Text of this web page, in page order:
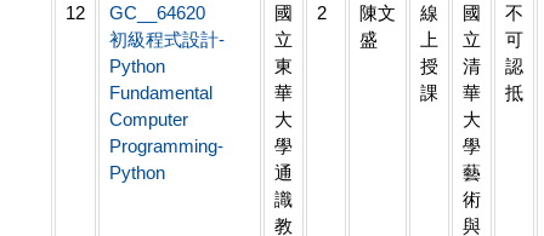
12
GC__64620
初級程式設計-
Python
Fundamental
Computer
Programming-
Python
國
立
東
華
大
學
通
識
教
2
陳文
盛
線
上
授
課
國
立
清
華
大
學
藝
術
與
不
可
認
抵